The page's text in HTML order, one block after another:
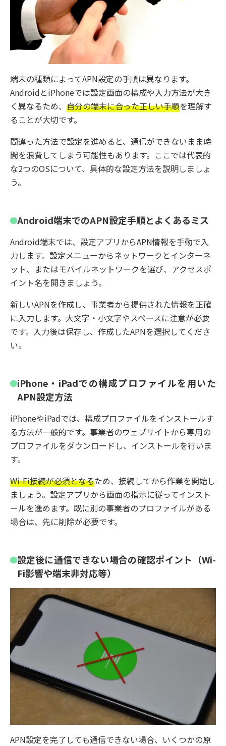
端末の種類によってAPN設定の手順は異なります。
AndroidとiPhoneでは設定画面の構成や入力方法が大き
く異なるため、 自分の端末に合った正しい手順を理解す
ることが大切です。
間違った方法で設定を進めると、通信ができないまま時
間を浪費してしまう可能性もあります。ここでは代表的
な2つのOSについて、具体的な設定方法を説明しましょ
う。
Android端末でのAPN設定手順とよくあるミス
Android端末では、設定アプリからAPN情報を手動で入
力します。設定メニューからネットワークとインターネ
ット、またはモバイルネットワークを選び、アクセスポ
イント名を開きましょう。
新しいAPNを作成し、事業者から提供された情報を正確
に入力します。大文字・小文字やスペースに注意が必要
です。入力後は保存し、作成したAPNを選択してくださ
い。
iPhone・iPadでの構成プロファイルを用いた
APN設定方法
iPhoneやiPadでは、構成プロファイルをインストールす
る方法が一般的です。事業者のウェブサイトから専用の
プロファイルをダウンロードし、インストールを行いま
す。
Wi-Fi接続が必須となるため、接続してから作業を開始し
ましょう。設定アプリから画面の指示に従ってインスト
ールを進めます。既に別の事業者のプロファイルがある
場合は、先に削除が必要です。
設定後に通信できない場合の確認ポイント（Wi-
Fi影響や端末非対応等）
APN設定を完了しても通信できない場合、いくつかの原